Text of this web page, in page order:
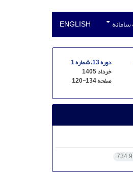
ENGLISH
دوره 13، شماره 1
خرداد 1405
صفحه120-134